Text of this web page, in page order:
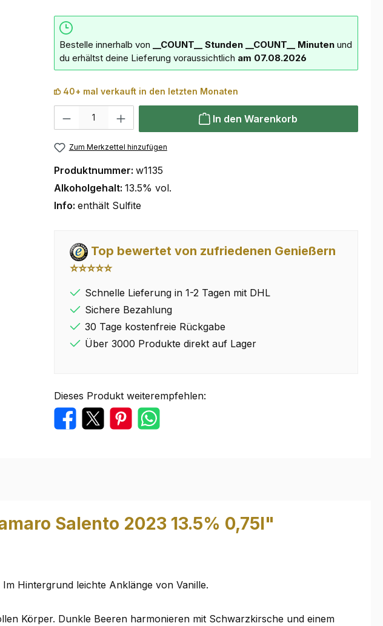
Bestelle innerhalb von __COUNT__ Stunden __COUNT__ Minuten und
du erhältst deine Lieferung voraussichtlich am 07.08.2026
40+ mal verkauft in den letzten Monaten
In den Warenkorb
Zum Merkzettel hinzufügen
Produktnummer: w1135
Alkoholgehalt: 13.5% vol.
Info: enthält Sulfite
Top bewertet von zufriedenen Genießern
⭐⭐⭐⭐⭐
Schnelle Lieferung in 1-2 Tagen mit DHL
Sichere Bezahlung
30 Tage kostenfreie Rückgabe
Über 3000 Produkte direkt auf Lager
Dieses Produkt weiterempfehlen:
Salento 2023 13.5% 0,75l"
Hintergrund leichte Anklänge von Vanille.
Körper. Dunkle Beeren harmonieren mit Schwarzkirsche und einem